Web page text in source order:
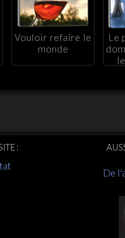
Vouloir refaire le
monde
Le
:
De